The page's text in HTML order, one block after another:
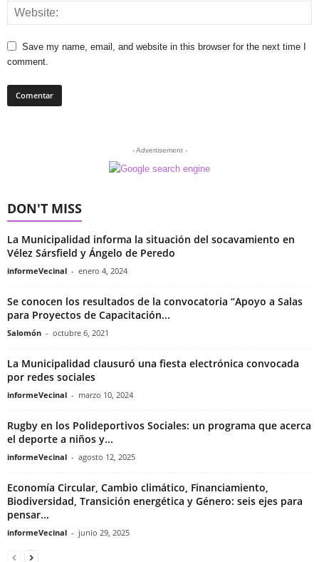
Save my name, email, and website in this browser for the next time I
comment.
- Advertisement -
DON'T MISS
La Municipalidad informa la situación del socavamiento en
Vélez Sársfield y Ángelo de Peredo
informeVecinal - enero 4, 2024
Se conocen los resultados de la convocatoria “Apoyo a Salas
para Proyectos de Capacitación...
Salomón - octubre 6, 2021
La Municipalidad clausuró una fiesta electrónica convocada
por redes sociales
informeVecinal - marzo 10, 2024
Rugby en los Polideportivos Sociales: un programa que acerca
el deporte a niños y...
informeVecinal - agosto 12, 2025
Economía Circular, Cambio climático, Financiamiento,
Biodiversidad, Transición energética y Género: seis ejes para
pensar...
informeVecinal - junio 29, 2025